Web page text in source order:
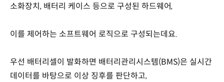
소화장치, 배터리 케이스 등으로 구성된 하드웨어,
이를 제어하는 소프트웨어 로직으로 구성되는데요.
우선 배터리셀이 발화하면 배터리관리시스템(BMS)은 실시간
데이터를 바탕으로 이상 징후를 판단하고,